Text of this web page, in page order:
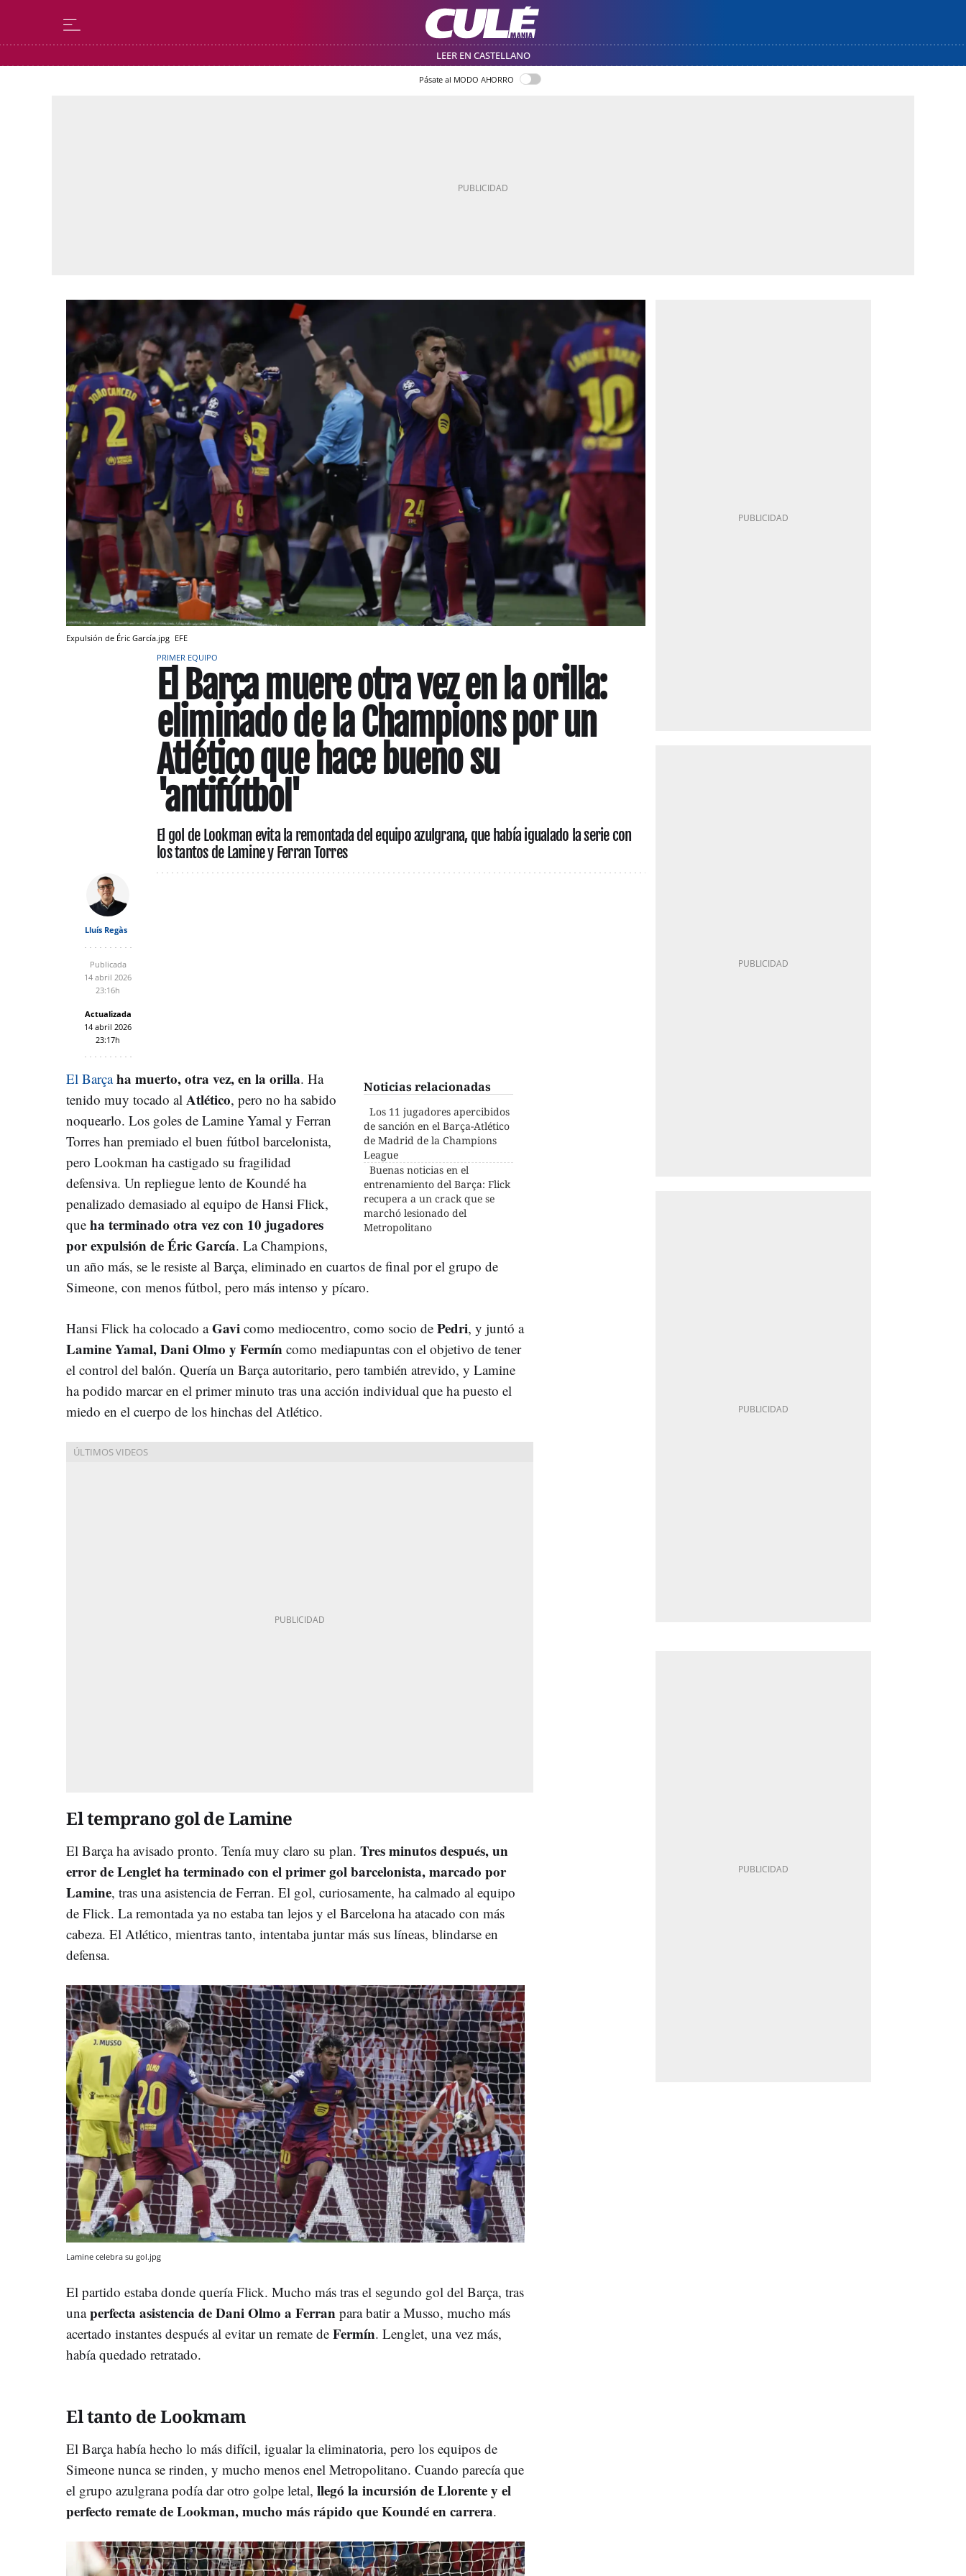
LEER EN CASTELLANO
Pásate al MODO AHORRO
Expulsión de Éric García.jpg EFE
PRIMER EQUIPO
El Barça muere otra vez en la orilla:
eliminado de la Champions por un
Atlético que hace bueno su
'antifútbol'
El gol de Lookman evita la remontada del equipo azulgrana, que había igualado la serie con
los tantos de Lamine y Ferran Torres
Lluís Regàs
Publicada
14 abril 2026
23:16h
Actualizada
14 abril 2026
23:17h
Noticias relacionadas
Los 11 jugadores apercibidos
de sanción en el Barça-Atlético
de Madrid de la Champions
League
Buenas noticias en el
entrenamiento del Barça: Flick
recupera a un crack que se
marchó lesionado del
Metropolitano
El Barçaha muerto, otra vez, en la orilla. Ha
tenido muy tocado al Atlético, pero no ha sabido
noquearlo. Los goles de Lamine Yamal y Ferran
Torres han premiado el buen fútbol barcelonista,
pero Lookman ha castigado su fragilidad
defensiva. Un repliegue lento de Koundé ha
penalizado demasiado al equipo de Hansi Flick,
que ha terminado otra vez con 10 jugadores
por expulsión de Éric García. La Champions,
un año más, se le resiste al Barça, eliminado en cuartos de final por el grupo de
Simeone, con menos fútbol, pero más intenso y pícaro.
Hansi Flick ha colocado aGavi como mediocentro, como socio de Pedri, y juntó a
Lamine Yamal, Dani Olmo y Fermín como mediapuntas con el objetivo de tener
el control del balón. Quería un Barça autoritario, pero también atrevido, y Lamine
ha podido marcar en el primer minuto tras una acción individual que ha puesto el
miedo en el cuerpo de los hinchas del Atlético.
El temprano gol de Lamine
El Barça ha avisado pronto. Tenía muy claro su plan. Tres minutos después, un
error de Lenglet ha terminado con el primer gol barcelonista, marcado por
Lamine, tras una asistencia de Ferran. El gol, curiosamente, ha calmado al equipo
de Flick. La remontada ya no estaba tan lejos y el Barcelona ha atacado con más
cabeza. El Atlético, mientras tanto, intentaba juntar más sus líneas, blindarse en
defensa.
Lamine celebra su gol.jpg
El partido estaba donde quería Flick. Mucho más tras el segundo gol del Barça, tras
unaperfecta asistencia de Dani Olmo a Ferran para batir a Musso, mucho más
acertado instantes después al evitar un remate de Fermín. Lenglet, una vez más,
había quedado retratado.
El tanto de Lookmam
El Barça había hecho lo más difícil, igualar la eliminatoria, pero los equipos de
Simeone nunca se rinden, y mucho menos enel Metropolitano. Cuando parecía que
el grupo azulgrana podía dar otro golpe letal, llegó la incursión de Llorente y el
perfecto remate de Lookman, mucho más rápido que Koundé en carrera.